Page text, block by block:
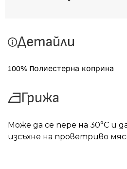
Детайли
100% Полиестерна коприна
Грижа
Може да се пере на 30°C и
изсъхне на проветриво